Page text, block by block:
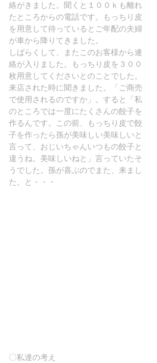
絡がきました。聞くと１００ｋも離れ
たところからの電話です。もっちり皮
を用意して待っているとご年配の夫婦
が車から降りてきました。
しばらくして、またこのお客様から連
絡が入りました。もっちり皮を３００
枚用意してくださいとのことでした。
来店された時に聞きました。「ご商売
で使用されるのですか」。すると「私
のところでは一度にたくさんの餃子を
作るんです。この前、もっちり皮で餃
子を作ったら孫が美味しい美味しいと
言って、おじいちゃんいつもの餃子と
違うね。美味しいねと」言っていたそ
うでした。孫が喜ぶのでまた、来まし
た。と・・・
〇私達の考え